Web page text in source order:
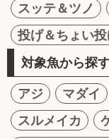
スッテ＆ツノ
投げ＆ちょい投
対象魚から探
アジ マダイ
スルメイカ